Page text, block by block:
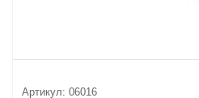
Артикул: 06016